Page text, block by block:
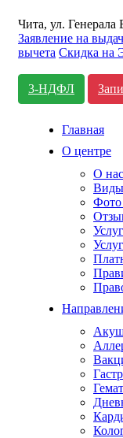
Чита, ул. Генерала
Заявление на
вычета Cкидка на
3-НДФЛ
Главная
О центре
О нас
Виды
Фото